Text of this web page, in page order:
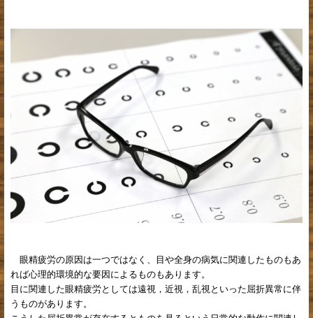
眼精疲労の原因は一つではなく、目や全身の病気に関連したものもあ
れば心理的環境的な要因によるものもあります。
目に関連した眼精疲労としては遠視，近視，乱視といった屈折異常に伴
うものがあります。